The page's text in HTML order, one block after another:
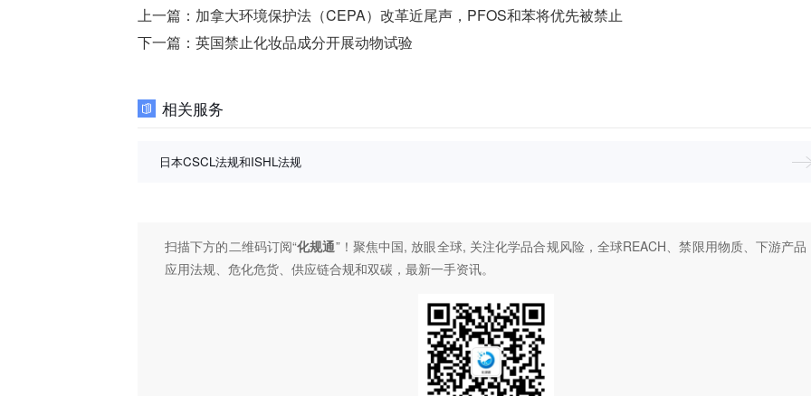
上一篇： 加拿大环境保护法（CEPA）改革近尾声，PFOS和苯将优先被禁止
下一篇： 英国禁止化妆品成分开展动物试验
相关服务
日本CSCL法规和ISHL法规
扫描下方的二维码订阅“化规通”！聚焦中国, 放眼全球, 关注化学品合规风险，全球REACH、禁限用物质、下游产品
应用法规、危化危货、供应链合规和双碳，最新一手资讯。